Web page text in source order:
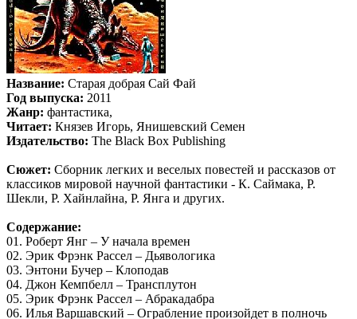
Название: Старая добрая Сай Фай
Год выпуска: 2011
Жанр: фантастика,
Читает: Князев Игорь, Янишевский Семен
Издательство: The Black Box Publishing
Сюжет: Сборник легких и веселых повестей и рассказов от
классиков мировой научной фантастики - К. Саймака, Р.
Шекли, Р. Хайнлайна, Р. Янга и других.
Содержание:
01. Роберт Янг – У начала времен
02. Эрик Фрэнк Рассел – Дьявологика
03. Энтони Бучер – Клоподав
04. Джон Кемпбелл – Трансплутон
05. Эрик Фрэнк Рассел – Абракадабра
06. Илья Варшавский – Ограбление произойдет в полночь